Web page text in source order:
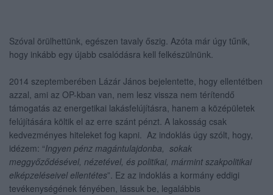
Szóval örülhettünk, egészen tavaly őszig. Azóta már úgy tűnik,
hogy inkább egy újabb csalódásra kell felkészülnünk.
2014 szeptemberében Lázár János bejelentette, hogy ellentétben
azzal, ami az OP-kban van, nem lesz vissza nem térítendő
támogatás az energetikai lakásfelújításra, hanem a középületek
felújítására költik el az erre szánt pénzt. A lakosság csak
kedvezményes hiteleket fog kapni. Az indoklás úgy szólt, hogy,
idézem: “Ingyen pénz magántulajdonba, sokak
meggyőződésével, nézetével, és politikai, mármint szakpolitikai
elképzeléseivel ellentétes”. Ez az indoklás a kormány eddigi
tevékenységének fényében, lássuk be, legalábbis